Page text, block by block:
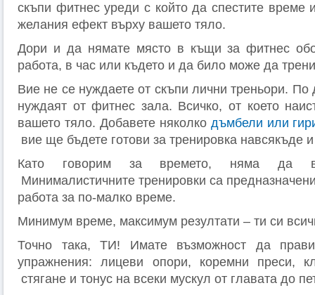
скъпи фитнес уреди с който да спестите време
желания ефект върху вашето тяло.
Дори и да нямате място в къщи за фитнес
работа, в час или където и да било може да
Вие не се нуждаете от скъпи лични треньори. По
нуждаят от фитнес зала. Всичко, от което
вашето тяло. Добавете няколко дъмбели или
вие ще бъдете готови за тренировка навсякъде
Като говорим за времето, няма да
Минималистичните тренировки са
работа за по-малко време.
Минимум време, максимум резултати – ти си
Точно така, ТИ! Имате възможност да
упражнения: лицеви опори, коремни преси,
стягане и тонус на всеки мускул от главата до